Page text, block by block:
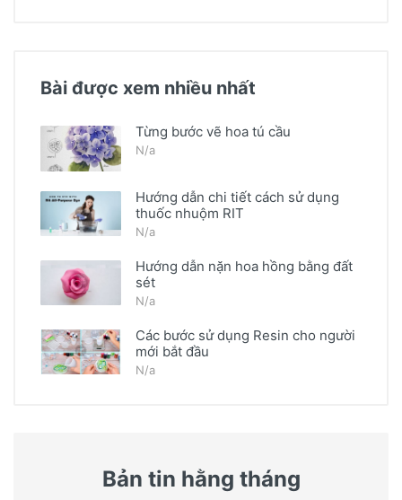
Bài được xem nhiều nhất
Từng bước vẽ hoa tú cầu
N/a
Hướng dẫn chi tiết cách sử dụng
thuốc nhuộm RIT
N/a
Hướng dẫn nặn hoa hồng bằng đất
sét
N/a
Các bước sử dụng Resin cho người
mới bắt đầu
N/a
Bản tin hằng tháng